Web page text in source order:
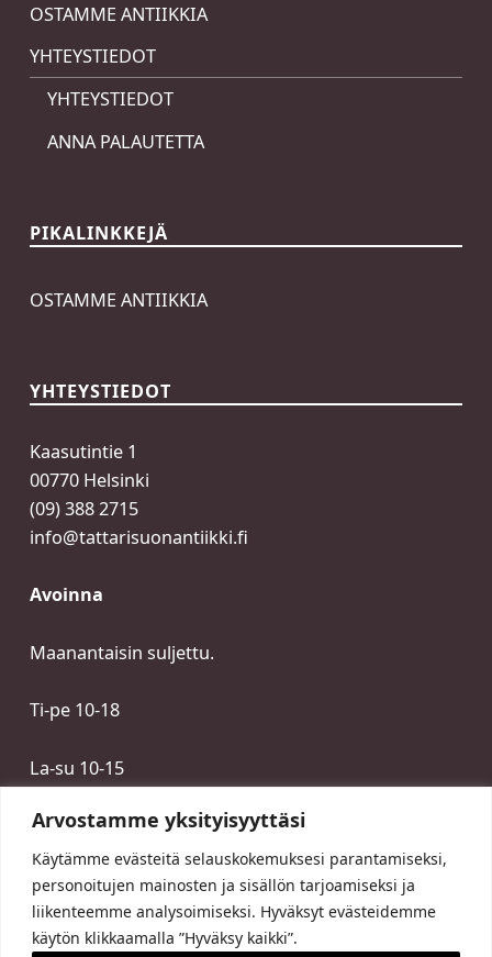
Arvostamme yksityisyyttäsi
Käytämme evästeitä selauskokemuksesi parantamiseksi,
personoitujen mainosten ja sisällön tarjoamiseksi ja
liikenteemme analysoimiseksi. Hyväksyt evästeidemme
käytön klikkaamalla ”Hyväksy kaikki”.
OSTAMME ANTIIKKIA
YHTEYSTIEDOT
YHTEYSTIEDOT
ANNA PALAUTETTA
PIKALINKKEJÄ
OSTAMME ANTIIKKIA
YHTEYSTIEDOT
Kaasutintie 1
00770 Helsinki
(09) 388 2715
info@tattarisuonantiikki.fi
Avoinna
Maanantaisin suljettu.
Ti-pe 10-18
La-su 10-15